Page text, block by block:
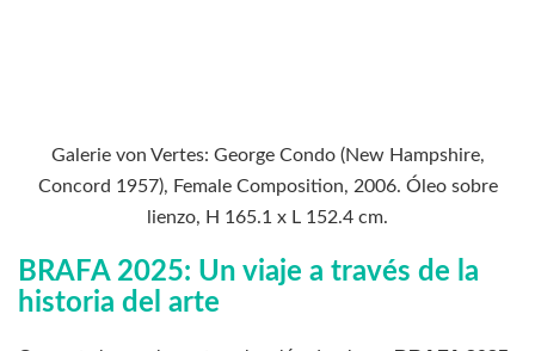
Galerie von Vertes: George Condo (New Hampshire,
Concord 1957), Female Composition, 2006. Óleo sobre
lienzo, H 165.1 x L 152.4 cm.
BRAFA 2025: Un viaje a través de la
historia del arte